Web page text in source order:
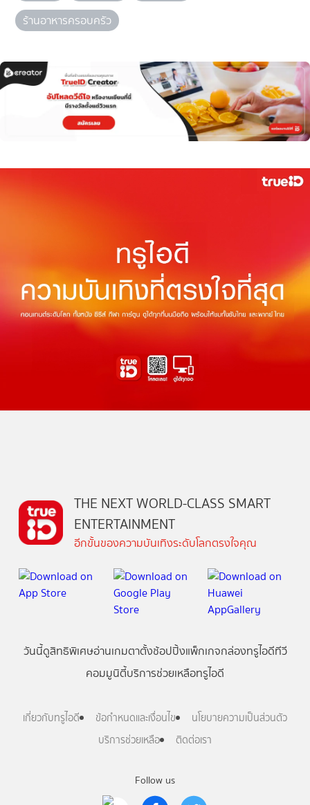
ร้านอาหารครอบครัว
Follow us
THE NEXT WORLD-CLASS SMART
ENTERTAINMENT
อีกขั้นของความบันเทิงระดับโลกตรงใจคุณ
วันนี้ดูสิทธิพิเศษอ่านเกมตาตั้งช้อปปิ้งแพ็กเกจกล่องทรูไอดีทีวี
คอมมูนิตี้บริการช่วยเหลือทรูไอดี
เกี่ยวกับทรูไอดี ข้อกำหนดและเงื่อนไข
นโยบายความเป็นส่วนตัว
บริการช่วยเหลือ
ติดต่อเรา